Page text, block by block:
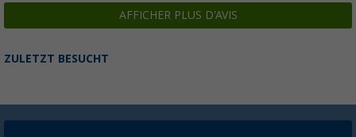
AFFICHER PLUS D'AVIS
ZULETZT BESUCHT